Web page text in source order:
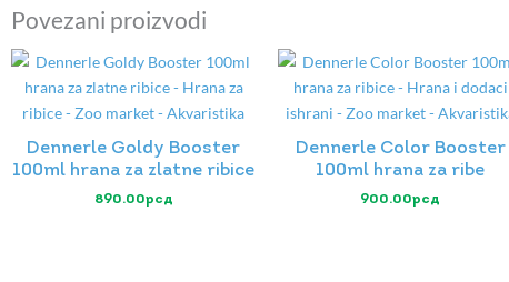
Povezani proizvodi
Dennerle Goldy Booster
100ml hrana za zlatne ribice
890.00рсд
Dennerle Color Booster
100ml hrana za ribe
900.00рсд